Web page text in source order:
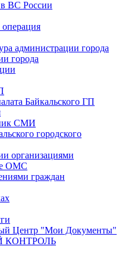
ВС России
администрации города
города
Байкальского ГП
СМИ
городского
организациями
ОМС
граждан
Центр "Мои Документы"